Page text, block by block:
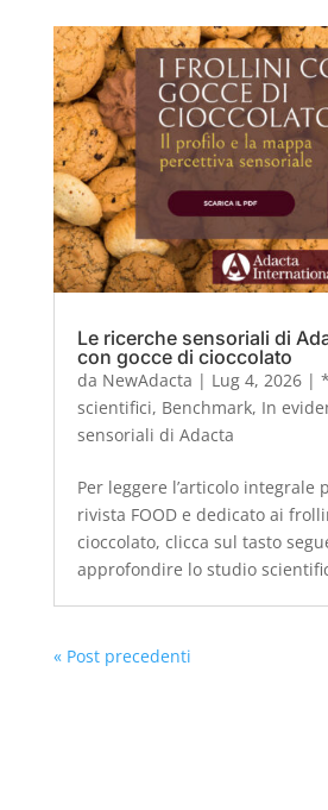
Le ricerche sensoriali di
con gocce di cioccolato
da NewAdacta | Lug 4, 2026|
scientifici, Benchmark, In
sensoriali di Adacta
Per leggere l’articolo integrale
rivista FOOD e dedicato ai
cioccolato, clicca sul tasto
approfondire lo studio
« Post precedenti